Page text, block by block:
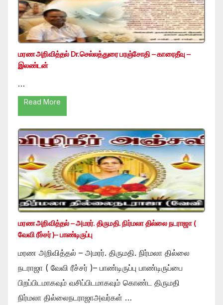
மரண அறிவித்தல் Dr.செல்லத்துரை பரஞ்சோதி – காரைதீவு –
இலண்டன்
…
Read More
மரண அறிவித்தல் – அமரர். திருமதி. நிர்மலா தில்லை நடராஜா (
வேவி ரீச்சர் )– பாண்டிருப்பு
மரண அறிவித்தல் – அமரர். திருமதி. நிர்மலா தில்லை
நடராஜா ( வேவி ரீச்சர் )– பாண்டிருப்பு பாண்டிருப்பை
பிறப்பிடமாகவும் வசிப்பிடமாகவும் கொண்ட திருமதி
நிர்மலா தில்லைநடராஜாஅவர்கள் …